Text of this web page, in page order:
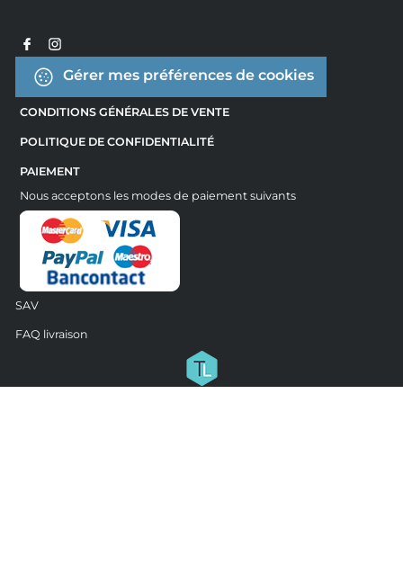
Gérer mes préférences de cookies
CONDITIONS GÉNÉRALES DE VENTE
POLITIQUE DE CONFIDENTIALITÉ
PAIEMENT
Nous acceptons les modes de paiement suivants
SAV
FAQ livraison